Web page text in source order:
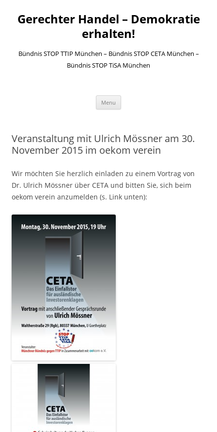
Gerechter Handel – Demokratie
erhalten!
Bündnis STOP TTIP München – Bündnis STOP CETA München –
Bündnis STOP TiSA München
Menu
Veranstaltung mit Ulrich Mössner am 30.
November 2015 im oekom verein
Wir möchten Sie herzlich einladen zu einem Vortrag von
Dr. Ulrich Mössner über CETA und bitten Sie, sich beim
oekom verein anzumelden (s. Link unten):